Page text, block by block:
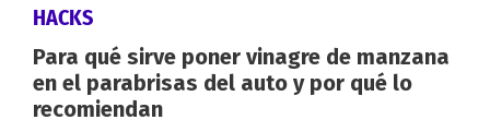
HACKS
Para qué sirve poner vinagre de manzana
en el parabrisas del auto y por qué lo
recomiendan